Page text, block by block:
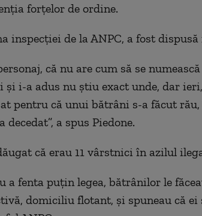
forțelorde ordine.
inspecției de la ANPC, a fost dispusă
că nu are cum să se
și i-a adus nu știu exact unde, dar
pentru că unui bătrâni s-a făcut
decedat”, a spus Piedone.
că erau 11 vârstnici în azilul
a fenta puțin legea, bătrânilorle
domiciliu flotant, și spuneau că